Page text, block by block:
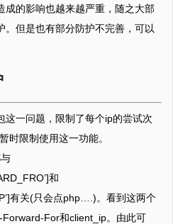
成的影响也越来越严重，随之大部
但是也有部分防护不完善，可以
这一问题，限制了每个ip的尝试次
时限制使用这一功能。
和
有关(只会点php….)。看到这两个
For和client_ip。由此可